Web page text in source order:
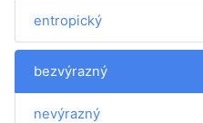
entropický
bezvýrazný
nevýrazný